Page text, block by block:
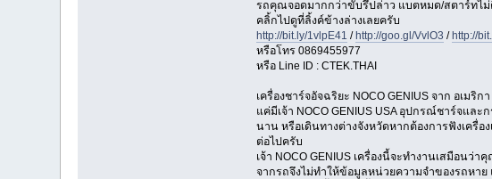
รถคุณจอดมากกว่าขับรึปล่าว แบตหมด/สตาร์ท
คลิ้กไปดูที่ลิ้งค์ข้างล่างเลยครับ
http://bit.ly/1vlpE41 /http://goo.gl/VvlO3 /http://
หรือโทร 0869455977
หรือ Line ID : CTEK.THAI
เครื่องชาร์จอัจฉริยะ NOCO GENIUS จาก อเม
แค่มีเจ้า NOCO GENIUS USA อุปกรณ์ชาร์จแล
นาน หรือเดินทางต่างจังหวัดหากต้องการฟังเครื่อ
ต่อไปครับ
เจ้า NOCO GENIUS เครื่องนี้จะทำงานเสมือน
จากรถจึงไม่ทำให้ข้อมูลหน่วยความจำของรถห